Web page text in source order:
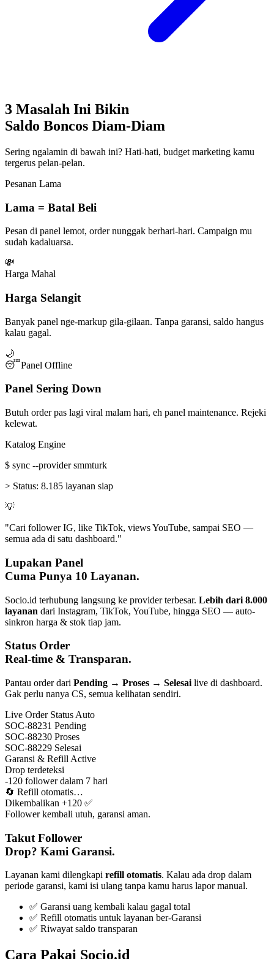
3 Masalah Ini Bikin
Saldo Boncos Diam-Diam
Sering ngalamin di bawah ini? Hati-hati, budget marketing kamu
tergerus pelan-pelan.
Pesanan Lama
Lama = Batal Beli
Pesan di panel lemot, order nunggak berhari-hari. Campaign mu
sudah kadaluarsa.
💸
Harga Mahal
Harga Selangit
Banyak panel nge-markup gila-gilaan. Tanpa garansi, saldo hangus
kalau gagal.
🌙
😴Panel Offline
Panel Sering Down
Butuh order pas lagi viral malam hari, eh panel maintenance. Rejeki
kelewat.
Katalog Engine
$ sync --provider smmturk
> Status: 8.185 layanan siap
💡
"Cari follower IG, like TikTok, views YouTube, sampai SEO —
semua ada di satu dashboard."
Lupakan Panel
Cuma Punya 10 Layanan.
Socio.id terhubung langsung ke provider terbesar. Lebih dari 8.000
layanan dari Instagram, TikTok, YouTube, hingga SEO — auto-
sinkron harga & stok tiap jam.
Status Order
Real-time & Transparan.
Pantau order dari Pending → Proses → Selesai live di dashboard.
Gak perlu nanya CS, semua kelihatan sendiri.
Live Order Status Auto
SOC-88231 Pending
SOC-88230 Proses
SOC-88229 Selesai
Garansi & Refill Active
Drop terdeteksi
-120 follower dalam 7 hari
🔄 Refill otomatis…
Dikembalikan +120 ✅
Follower kembali utuh, garansi aman.
Takut Follower
Drop? Kami Garansi.
Layanan kami dilengkapi refill otomatis. Kalau ada drop dalam
periode garansi, kami isi ulang tanpa kamu harus lapor manual.
✅ Garansi uang kembali kalau gagal total
✅ Refill otomatis untuk layanan ber-Garansi
✅ Riwayat saldo transparan
Cara Pakai Socio.id